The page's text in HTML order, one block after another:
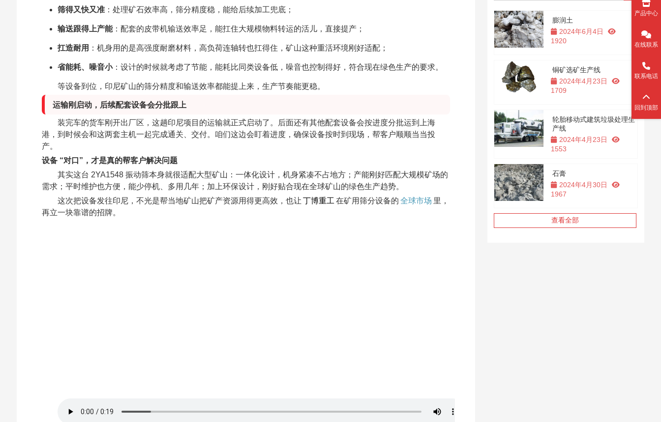
筛得又快又准：处理矿石效率高，筛分精度稳，能给后续加工兜底；
输送跟得上产能：配套的皮带机输送效率足，能扛住大规模物料转运的活儿，直接提产；
扛造耐用 ：机身用的是高强度耐磨材料，高负荷连轴转也扛得住，矿山这种重活环境刚好适配；
省能耗、噪音小：设计的时候就考虑了节能，能耗比同类设备低，噪音也控制得好，符合现在绿色生产的要求。
等设备到位，印尼矿山的筛分精度和输送效率都能提上来，生产节奏能更稳。
运输刚启动，后续配套设备会分批跟上
装完车的货车刚开出厂区，这趟印尼项目的运输就正式启动了。后面还有其他配套设备会按进度分批运到上海
港，到时候会和这两套主机一起完成通关、交付。咱们这边会盯着进度，确保设备按时到现场，帮客户顺顺当当投
产。
设备 “对口”，才是真的帮客户解决问题
其实这台 2YA1548 振动筛本身就很适配大型矿山：一体化设计，机身紧凑不占地方；产能刚好匹配大规模矿场的
需求；平时维护也方便，能少停机、多用几年；加上环保设计，刚好贴合现在全球矿山的绿色生产趋势。
这次把设备发往印尼，不光是帮当地矿山把矿产资源用得更高效，也让 丁博重工 在矿用筛分设备的 全球市场 里，
再立一块靠谱的招牌。
膨润土
2024年6月4日
1920
铜矿选矿生产线
2024年4月23日
1709
轮胎移动式建筑垃圾处理生
产线
2024年4月23日
1553
石膏
2024年4月30日
1967
查看全部
产品中心
在线联系
联系电话
回到顶部